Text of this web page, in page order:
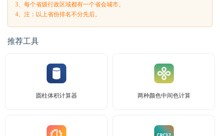
3、每个省级行政区域都有一个省会城市。
4、注：以上省份排名不分先后。
推荐工具
圆柱体积计算器 两种颜色中间色计算